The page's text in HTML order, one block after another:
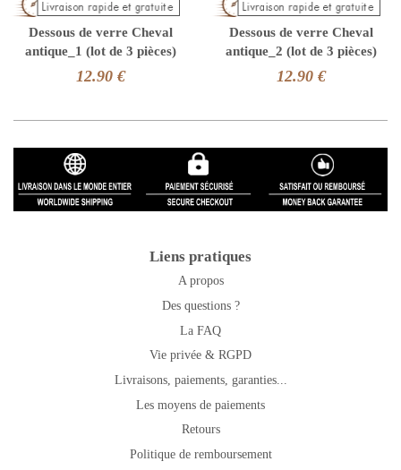
Dessous de verre Cheval
antique_1 (lot de 3 pièces)
12.90 €
Dessous de verre Cheval
antique_2 (lot de 3 pièces)
12.90 €
Liens pratiques
A propos
Des questions ?
La FAQ
Vie privée & RGPD
Livraisons, paiements, garanties...
Les moyens de paiements
Retours
Politique de remboursement